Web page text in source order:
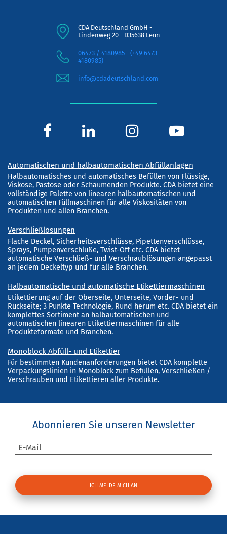
CDA Deutschland GmbH -
Lindenweg 20 - D35638 Leun
06473 / 4180985 - (+49 6473
4180985)
info@cdadeutschland.com
Automatischen und halbautomatischen Abfüllanlagen
Halbautomatisches und automatisches Befüllen von Flüssige,
Viskose, Pastöse oder Schäumenden Produkte. CDA bietet eine
vollständige Palette von linearen halbautomatischen und
automatischen Füllmaschinen für alle Viskositäten von
Produkten und allen Branchen.
Verschließlösungen
Flache Deckel, Sicherheitsverschlüsse, Pipettenverschlüsse,
Sprays, Pumpenverschlüße, Twist-Off etc. CDA bietet
automatische Verschließ- und Verschraublösungen angepasst
an jedem Deckeltyp und für alle Branchen.
Halbautomatische und automatische Etikettiermaschinen
Etikettierung auf der Oberseite, Unterseite, Vorder- und
Rückseite; 3 Punkte Technologie, Rund herum etc. CDA bietet ein
komplettes Sortiment an halbautomatischen und
automatischen linearen Etikettiermaschinen für alle
Produkteformate und Branchen.
Monoblock Abfüll- und Etikettier
Für bestimmten Kundenanforderungen bietet CDA komplette
Verpackungslinien in Monoblock zum Befüllen, Verschließen /
Verschrauben und Etikettieren aller Produkte.
Abonnieren Sie unseren Newsletter
E-Mail